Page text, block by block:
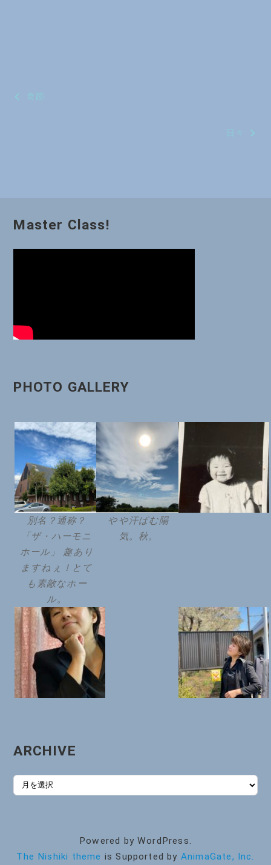
投
奇跡
日々
Master Class!
PHOTO GALLERY
別名？通称？
「ザ・ハーモニ
ホール」 趣あり
ますねぇ！とて
も素敵なホー
ル。
やや汗ばむ陽
気。秋。
ARCHIVE
ARCHIVE
Powered by WordPress.
The Nishiki theme is Supported by AnimaGate, Inc.